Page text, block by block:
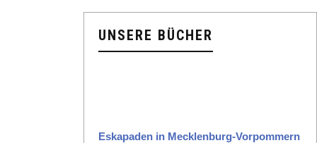
UNSERE BÜCHER
Eska­paden in Meck­len­burg-Vor­pom­mern